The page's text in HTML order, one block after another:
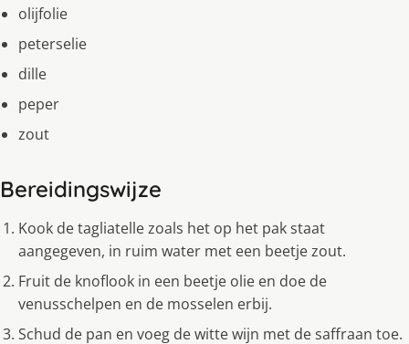
olijfolie
peterselie
dille
peper
zout
Bereidingswijze
Kook de tagliatelle zoals het op het pak staat
aangegeven, in ruim water met een beetje zout.
Fruit de knoflook in een beetje olie en doe de
venusschelpen en de mosselen erbij.
Schud de pan en voeg de witte wijn met de saffraan toe.